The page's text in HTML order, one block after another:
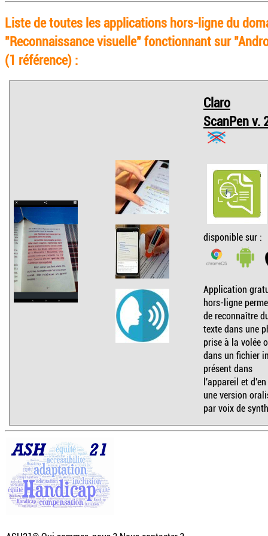
Liste de toutes les applications hors-ligne du
"Reconnaissance visuelle" fonctionnant sur
(1 référence) :
Claro
ScanPen v.
disponible sur :
Application
hors-ligne
de reconnaître
texte dans une
prise à la volée
dans un fichier
présent dans
l'appareil et
une version
par voix de